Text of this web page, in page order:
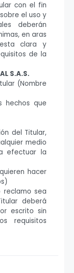
con el fin
el uso y
deberán
en aras
clara y
de la
S.A.S.
(Nombre
hechos que
del Titular,
medio
efectuar la
hacer
reclamo sea
deberá
escrito sin
requisitos